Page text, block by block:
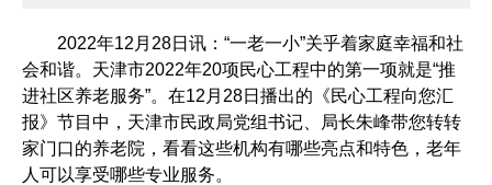
2022年12月28日讯：“一老一小”关乎着家庭幸福和社
会和谐。天津市2022年20项民心工程中的第一项就是“推
进社区养老服务”。在12月28日播出的《民心工程向您汇
报》节目中，天津市民政局党组书记、局长朱峰带您转转
家门口的养老院，看看这些机构有哪些亮点和特色，老年
人可以享受哪些专业服务。